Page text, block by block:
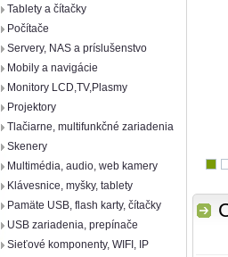
Tablety a čítačky
Počítače
Servery, NAS a príslušenstvo
Mobily a navigácie
Monitory LCD,TV,Plasmy
Projektory
Tlačiarne, multifunkčné zariadenia
Skenery
Multimédia, audio, web kamery
Klávesnice, myšky, tablety
Pamäte USB, flash karty, čítačky
USB zariadenia, prepínače
Sieťové komponenty, WIFI, IP